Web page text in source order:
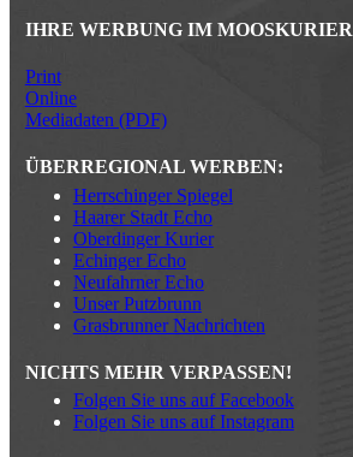
IHRE WERBUNG IM MOOSKURIER
Print
Online
Mediadaten (PDF)
ÜBERREGIONAL WERBEN:
Herrschinger Spiegel
Haarer Stadt Echo
Oberdinger Kurier
Echinger Echo
Neufahrner Echo
Unser Putzbrunn
Grasbrunner Nachrichten
NICHTS MEHR VERPASSEN!
Folgen Sie uns auf Facebook
Folgen Sie uns auf Instagram